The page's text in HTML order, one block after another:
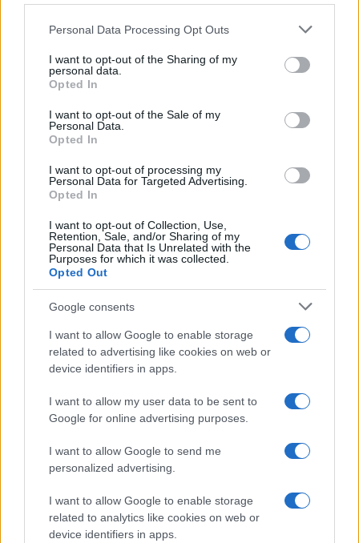
Please note that this website/app uses one or more Google
not limited to your visit or usage behaviour. You may click to
grant or deny consent to Google and its third-party tags to
use your data for below specified purposes in below Google
consent section.
Personal Data Processing Opt Outs
I want to opt-out of the Sharing of my
personal data.
Opted In
I want to opt-out of the Sale of my
Personal Data.
Opted In
I want to opt-out of processing my
Personal Data for Targeted Advertising.
Opted In
I want to opt-out of Collection, Use,
Retention, Sale, and/or Sharing of my
Personal Data that Is Unrelated with the
Purposes for which it was collected.
Opted Out
Google consents
I want to allow Google to enable storage
related to advertising like cookies on web or
device identifiers in apps.
I want to allow my user data to be sent to
Google for online advertising purposes.
I want to allow Google to send me
personalized advertising.
I want to allow Google to enable storage
related to analytics like cookies on web or
device identifiers in apps.